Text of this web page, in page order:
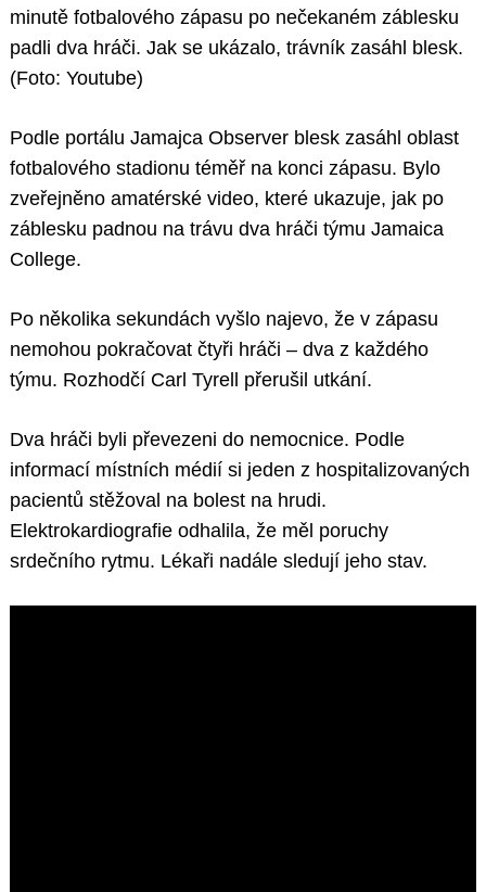
minutě fotbalového zápasu po nečekaném záblesku
padli dva hráči. Jak se ukázalo, trávník zasáhl blesk.
(Foto: Youtube)
Podle portálu Jamajca Observer blesk zasáhl oblast
fotbalového stadionu téměř na konci zápasu. Bylo
zveřejněno amatérské video, které ukazuje, jak po
záblesku padnou na trávu dva hráči týmu Jamaica
College.
Po několika sekundách vyšlo najevo, že v zápasu
nemohou pokračovat čtyři hráči – dva z každého
týmu. Rozhodčí Carl Tyrell přerušil utkání.
Dva hráči byli převezeni do nemocnice. Podle
informací místních médií si jeden z hospitalizovaných
pacientů stěžoval na bolest na hrudi.
Elektrokardiografie odhalila, že měl poruchy
srdečního rytmu. Lékaři nadále sledují jeho stav.